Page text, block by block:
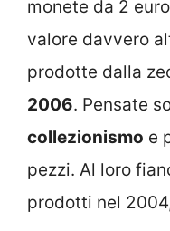
monete da 2
valore davvero
prodotte dalla
2006. Pensate
collezionismo e
pezzi. Al loro
prodotti nel